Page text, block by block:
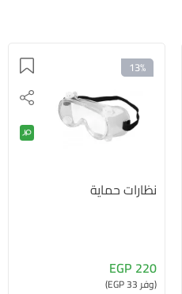
13%
نظارات حماية
220 EGP
(وفر 33 EGP)